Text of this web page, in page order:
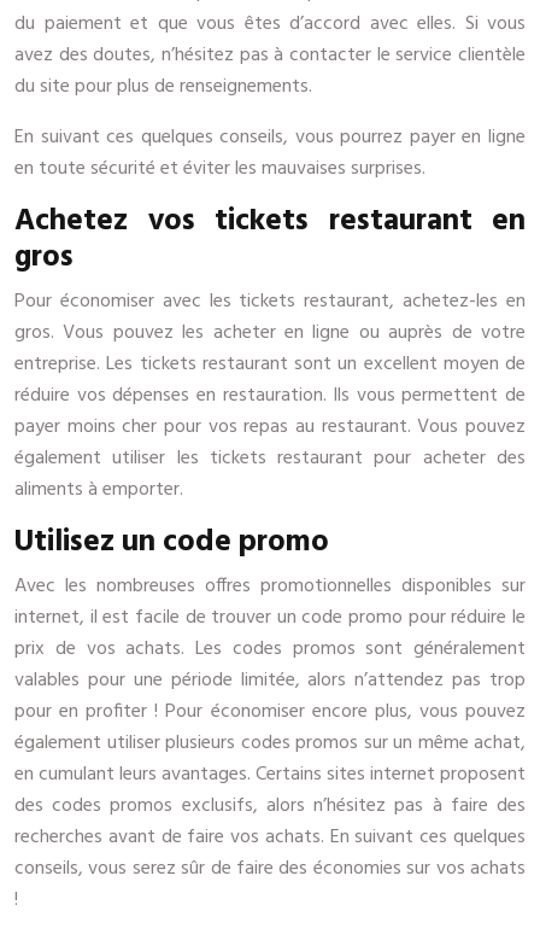
du paiement et que vous êtes d’accord avec elles. Si vous
avez des doutes, n’hésitez pas à contacter le service clientèle
du site pour plus de renseignements.
En suivant ces quelques conseils, vous pourrez payer en ligne
en toute sécurité et éviter les mauvaises surprises.
Achetez vos tickets restaurant en
gros
Pour économiser avec les tickets restaurant, achetez-les en
gros. Vous pouvez les acheter en ligne ou auprès de votre
entreprise. Les tickets restaurant sont un excellent moyen de
réduire vos dépenses en restauration. Ils vous permettent de
payer moins cher pour vos repas au restaurant. Vous pouvez
également utiliser les tickets restaurant pour acheter des
aliments à emporter.
Utilisez un code promo
Avec les nombreuses offres promotionnelles disponibles sur
internet, il est facile de trouver un code promo pour réduire le
prix de vos achats. Les codes promos sont généralement
valables pour une période limitée, alors n’attendez pas trop
pour en profiter ! Pour économiser encore plus, vous pouvez
également utiliser plusieurs codes promos sur un même achat,
en cumulant leurs avantages. Certains sites internet proposent
des codes promos exclusifs, alors n’hésitez pas à faire des
recherches avant de faire vos achats. En suivant ces quelques
conseils, vous serez sûr de faire des économies sur vos achats
!